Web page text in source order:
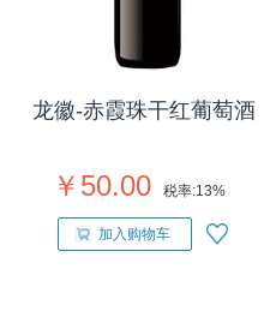
龙徽-赤霞珠干红葡萄酒
￥50.00 税率:13%
加入购物车